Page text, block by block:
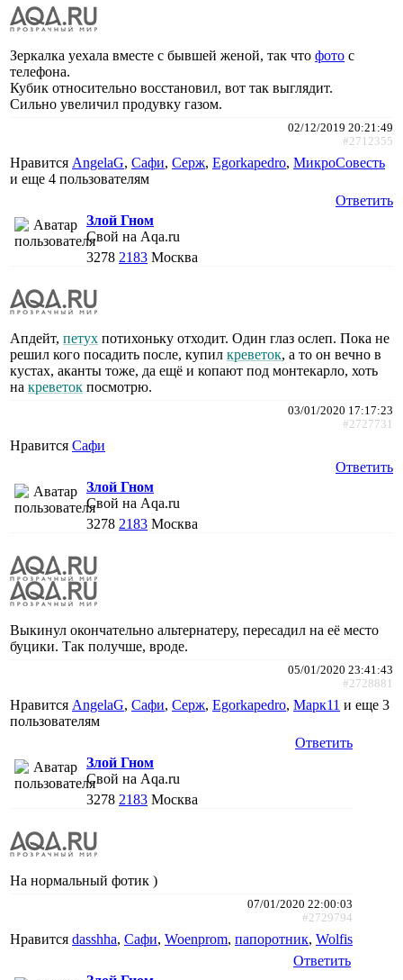
Зеркалка уехала вместе с бывшей женой, так что фото с
телефона.
Кубик относительно восстановил, вот так выглядит.
Сильно увеличил продувку газом.
02/12/2019 20:21:49
#2712355
Нравится AngelaG, Сафи, Cepж, Egorkapedro, МикроСовесть
и еще 4 пользователям
Ответить
Злой Гном
Свой на Aqa.ru
3278 2183 Москва
Апдейт, петух потихоньку отходит. Один глаз ослеп. Пока не
решил кого посадить после, купил креветок, а то он вечно в
кустах, аканты тоже, да ещё и копают под монтекарло, хоть
на креветок посмотрю.
03/01/2020 17:17:23
#2727731
Нравится Сафи
Ответить
Злой Гном
Свой на Aqa.ru
3278 2183 Москва
Выкинул окончательно альтернатеру, пересадил на её место
буцики. Так получше, вроде.
05/01/2020 23:41:43
#2728881
Нравится AngelaG, Сафи, Cepж, Egorkapedro, Марк11 и еще 3
пользователям
Ответить
Злой Гном
Свой на Aqa.ru
3278 2183 Москва
На нормальный фотик )
07/01/2020 22:00:03
#2729794
Нравится dasshha, Сафи, Woenprom, папоротник, Wolfis
Ответить